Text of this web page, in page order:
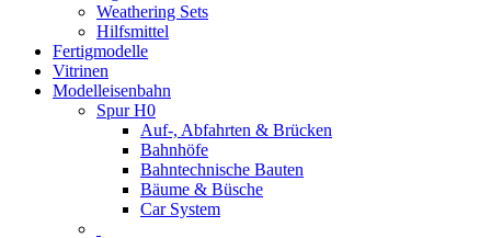
Weathering Sets
Hilfsmittel
Fertigmodelle
Vitrinen
Modelleisenbahn
Spur H0
Auf-, Abfahrten & Brücken
Bahnhöfe
Bahntechnische Bauten
Bäume & Büsche
Car System